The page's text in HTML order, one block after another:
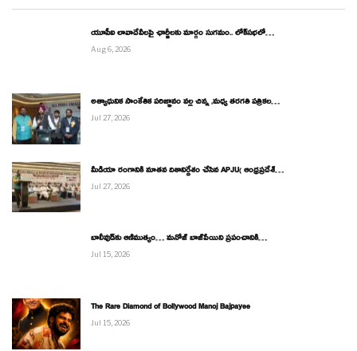
యూపీఐ లావాదేవీలపై ఛార్జీలకు మార్గం సుగమం.. లోక్‌సభలో…
Aug 6, 2026
అత్యాధునిక సాంకేతిక పరిజ్ఞానం వల్ల చిన్న ,మధ్య తరగతి పత్రికల…
Jul 27, 2026
మీడియా రంగానికి నూతన దిశానిర్దేశం చేసిన APJU( ఆంధ్రప్రదేశ్…
Jul 27, 2026
బాలీవుడ్‌కు ఆణిముత్యం… మనోజ్ బాజ్‌పేయిని ప్రపంచానికి…
Jul 15, 2026
The Rare Diamond of Bollywood Manoj Bajpayee
Jul 15, 2026